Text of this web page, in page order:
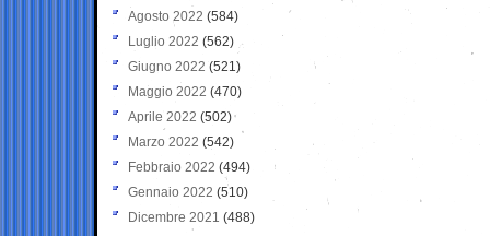
Agosto 2022 (584)
Luglio 2022 (562)
Giugno 2022 (521)
Maggio 2022 (470)
Aprile 2022 (502)
Marzo 2022 (542)
Febbraio 2022 (494)
Gennaio 2022 (510)
Dicembre 2021 (488)